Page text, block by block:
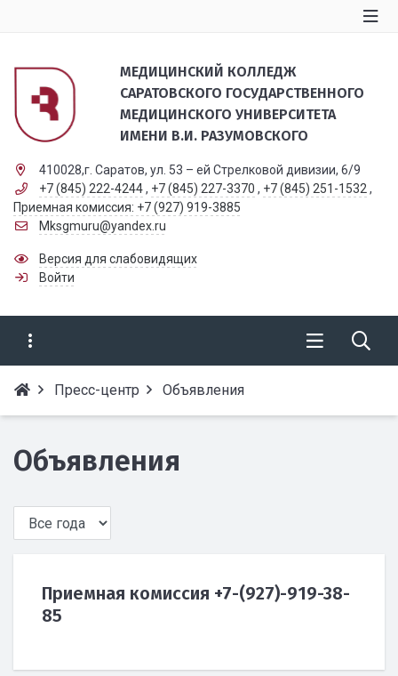
МЕДИЦИНСКИЙ КОЛЛЕДЖ
САРАТОВСКОГО ГОСУДАРСТВЕННОГО
МЕДИЦИНСКОГО УНИВЕРСИТЕТА
ИМЕНИ В.И. РАЗУМОВСКОГО
410028,г. Саратов, ул. 53 – ей Стрелковой дивизии, 6/9
+7 (845) 222-4244 , +7 (845) 227-3370 , +7 (845) 251-1532 ,
Приемная комиссия: +7 (927) 919-3885
Mksgmuru@yandex.ru
Версия для слабовидящих
Войти
Пресс-центр Объявления
Объявления
Приемная комиссия +7-(927)-919-38-
85